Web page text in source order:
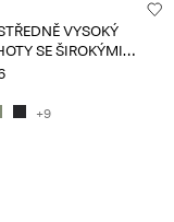
VYSOKÝ
SE ŠIROKÝMI
+9